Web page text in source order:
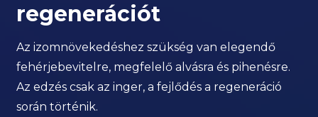
regenerációt
Az izomnövekedéshez szükség van elegendő
fehérjebevitelre, megfelelő alvásra és pihenésre.
Az edzés csak az inger, a fejlődés a regeneráció
során történik.